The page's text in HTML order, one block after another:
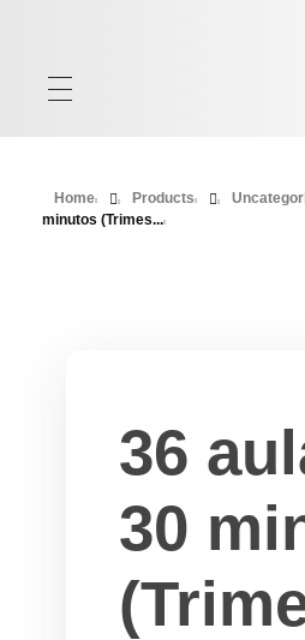
Home Products
minutos (Trimes...
36
30